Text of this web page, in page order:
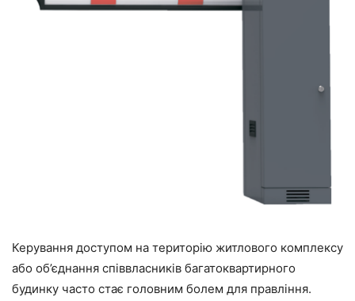
Керування доступом на територію житлового комплексу
або об’єднання співвласників багатоквартирного
будинку часто стає головним болем для правління.